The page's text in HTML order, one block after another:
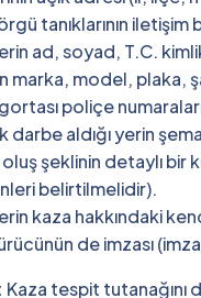
tanıklarının iletişim
ad, soyad, T.C.
marka, model, plaka,
poliçe
darbe aldığı yerin
oluş şeklinin detaylı
belirtilmelidir).
kaza hakkındaki
de imzası
Kaza tespit tutanağını